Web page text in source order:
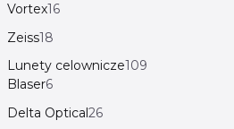
Vortex16
Zeiss18
Lunety celownicze109
Blaser6
Delta Optical26